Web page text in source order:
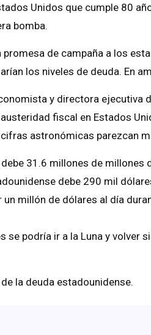
Unidos que cumple 80
bomba.
promesa de campaña a los
los niveles de deuda. En
y directora ejecutiva
fiscal en Estados
astronómicas parezcan
debe 31.6 millones de millones
debe 290 mil
un millón de dólares al día
se podría ir a la Luna y
la deuda estadounidense.